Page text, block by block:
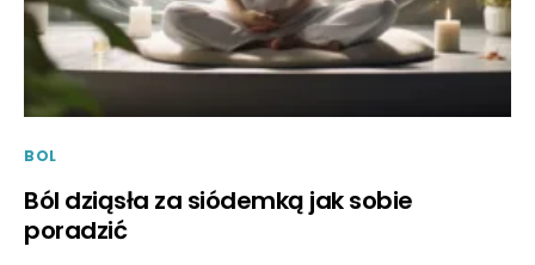
BOL
Ból dziąsła za siódemką jak sobie
poradzić